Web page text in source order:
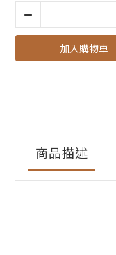
加入購物車
商品描述